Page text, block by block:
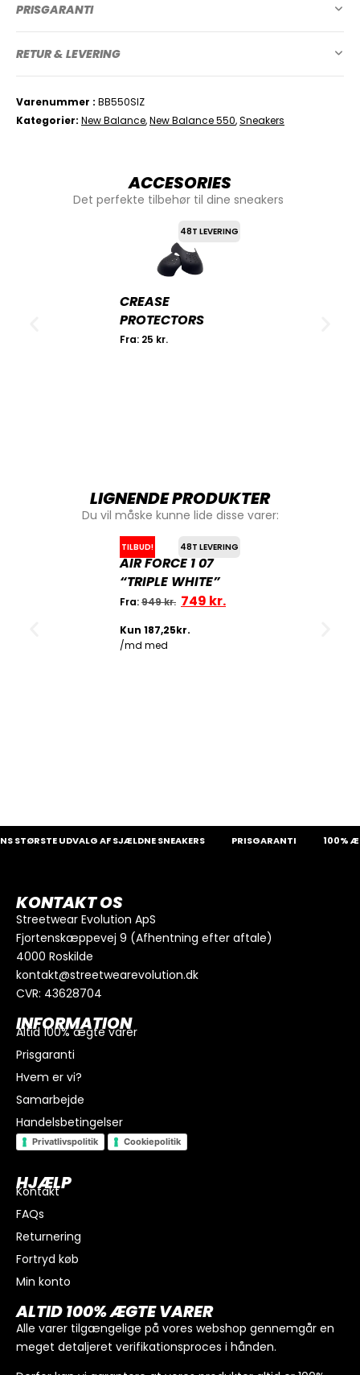
I alt
Køb for
PRISGARANTI
RETUR & LEVERING
Varenummer
BB550SIZ
Kategorier New Balance,New Balance 550,Sneakers
ACCESORIES
Det perfekte tilbehør til dine sneakers
48T LEVERING
CREASE
PROTECTORS
Fra: 25 kr.
LIGNENDE PRODUKTER
Du vil måske kunne lide disse varer:
TILBUD! 48T LEVERING
AIR FORCE 1 07
“TRIPLE WHITE”
Fra:949kr. 749 kr.
STØRSTE UDVALG AF SJÆLDNE SNEAKERS PRISGARANTI 100%
KONTAKT OS
Streetwear Evolution ApS
Fjortenskæppevej 9 (Afhentning efter aftale)
4000 Roskilde
kontakt@streetwearevolution.dk
CVR: 43628704
INFORMATION
Altid 100% ægte varer
Prisgaranti
Hvem er vi?
Samarbejde
Handelsbetingelser
Privatlivspolitik Cookiepolitik
HJÆLP
Kontakt
FAQs
Returnering
Fortryd køb
Min konto
ALTID 100% ÆGTE VARER
Alle varer tilgængelige på vores webshop gennemgår en
meget detaljeret verifikationsproces i hånden.